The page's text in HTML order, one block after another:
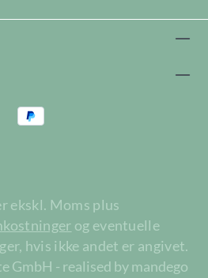
ekskl. Moms plus
og eventuelle
hvis ikke andet er angivet.
GmbH - realised by mandego